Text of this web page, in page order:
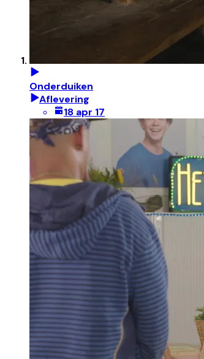
Onderduiken
Aflevering
18 apr 17